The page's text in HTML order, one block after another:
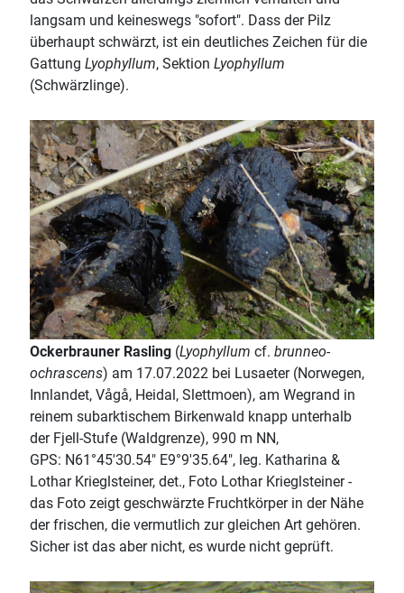
langsam und keineswegs "sofort". Dass der Pilz
überhaupt schwärzt, ist ein deutliches Zeichen für die
Gattung Lyophyllum, Sektion Lyophyllum
(Schwärzlinge).
Ockerbrauner Rasling (Lyophyllum cf. brunneo-
ochrascens) am 17.07.2022 bei Lusaeter (Norwegen,
Innlandet, Vågå, Heidal, Slettmoen), am Wegrand in
reinem subarktischem Birkenwald knapp unterhalb
der Fjell-Stufe (Waldgrenze), 990 m NN,
GPS: N61°45'30.54" E9°9'35.64", leg. Katharina &
Lothar Krieglsteiner, det., Foto Lothar Krieglsteiner -
das Foto zeigt geschwärzte Fruchtkörper in der Nähe
der frischen, die vermutlich zur gleichen Art gehören.
Sicher ist das aber nicht, es wurde nicht geprüft.